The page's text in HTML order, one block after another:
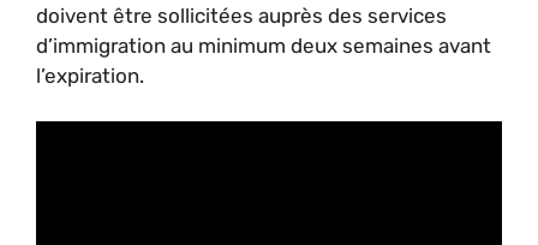
doivent être sollicitées auprès des services
d’immigration au minimum deux semaines avant
l’expiration.